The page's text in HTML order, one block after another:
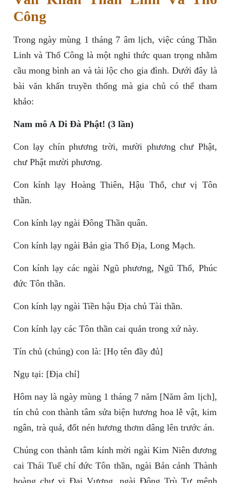
Công
Trong ngày mùng 1 tháng 7 âm lịch, việc cúng Thần
Linh và Thổ Công là một nghi thức quan trọng nhằm
cầu mong bình an và tài lộc cho gia đình. Dưới đây là
bài văn khấn truyền thống mà gia chủ có thể tham
khảo:
Nam mô A Di Đà Phật! (3 lần)
Con lạy chín phương trời, mười phương chư Phật,
chư Phật mười phương.
Con kính lạy Hoàng Thiên, Hậu Thổ, chư vị Tôn
thần.
Con kính lạy ngài Đông Thần quân.
Con kính lạy ngài Bản gia Thổ Địa, Long Mạch.
Con kính lạy các ngài Ngũ phương, Ngũ Thổ, Phúc
đức Tôn thần.
Con kính lạy ngài Tiền hậu Địa chủ Tài thần.
Con kính lạy các Tôn thần cai quản trong xứ này.
Tín chủ (chúng) con là: [Họ tên đầy đủ]
Ngụ tại: [Địa chỉ]
Hôm nay là ngày mùng 1 tháng 7 năm [Năm âm lịch],
tín chủ con thành tâm sửa biện hương hoa lễ vật, kim
ngân, trà quả, đốt nén hương thơm dâng lên trước án.
Chúng con thành tâm kính mời ngài Kim Niên đương
cai Thái Tuế chí đức Tôn thần, ngài Bản cảnh Thành